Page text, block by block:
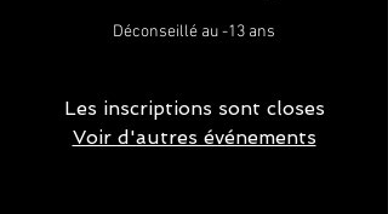
Déconseillé au -13 ans
Les inscriptions sont closes
Voir d'autres événements